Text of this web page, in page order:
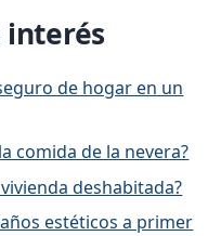
interés
de hogar en un
comida de la nevera?
deshabitada?
estéticos a primer